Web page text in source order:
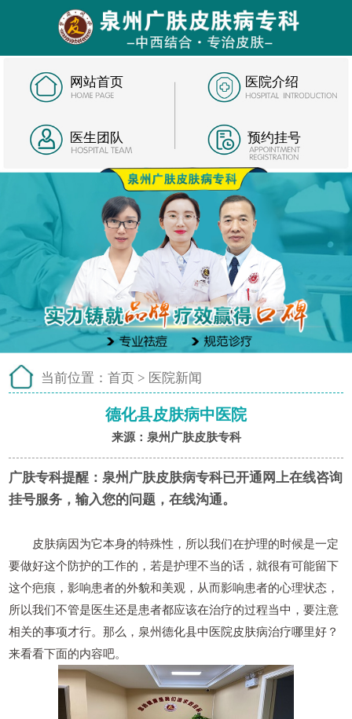
网站首页 医院介绍
医生团队 预约挂号
当前位置： 首页 > 医院新闻
德化县皮肤病中医院
来源：泉州广肤皮肤专科
广肤专科提醒： 泉州广肤皮肤病专科已开通网上在线咨询
挂号服务，输入您的问题，在线沟通。
皮肤病因为它本身的特殊性，所以我们在护理的时候是一定
要做好这个防护的工作的，若是护理不当的话，就很有可能留下
这个疤痕，影响患者的外貌和美观，从而影响患者的心理状态，
所以我们不管是医生还是患者都应该在治疗的过程当中，要注意
相关的事项才行。那么，泉州德化县中医院皮肤病治疗哪里好？
来看看下面的内容吧。